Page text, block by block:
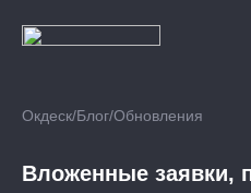
Окдеск/Блог/Обновления
Вложенные заявки,